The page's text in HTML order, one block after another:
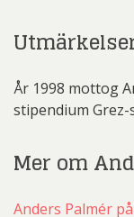
År 1998 mottog
stipendium
Mer om
Anders Palmér